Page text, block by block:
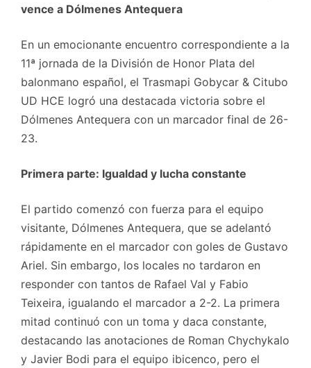
vence a Dólmenes Antequera
En un emocionante encuentro correspondiente a la
11ª jornada de la División de Honor Plata del
balonmano español, el Trasmapi Gobycar & Citubo
UD HCE logró una destacada victoria sobre el
Dólmenes Antequera con un marcador final de 26-
23.
Primera parte: Igualdad y lucha constante
El partido comenzó con fuerza para el equipo
visitante, Dólmenes Antequera, que se adelantó
rápidamente en el marcador con goles de Gustavo
Ariel. Sin embargo, los locales no tardaron en
responder con tantos de Rafael Val y Fabio
Teixeira, igualando el marcador a 2-2. La primera
mitad continuó con un toma y daca constante,
destacando las anotaciones de Roman Chychykalo
y Javier Bodi para el equipo ibicenco, pero el